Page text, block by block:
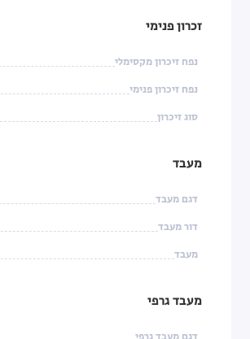
זכרון פנימי
נפח זיכרון מקסימלי
נפח זיכרון פנימי
סוג זיכרון
מעבד
דגם מעבד
דור מעבד
מעבד
מעבד גרפי